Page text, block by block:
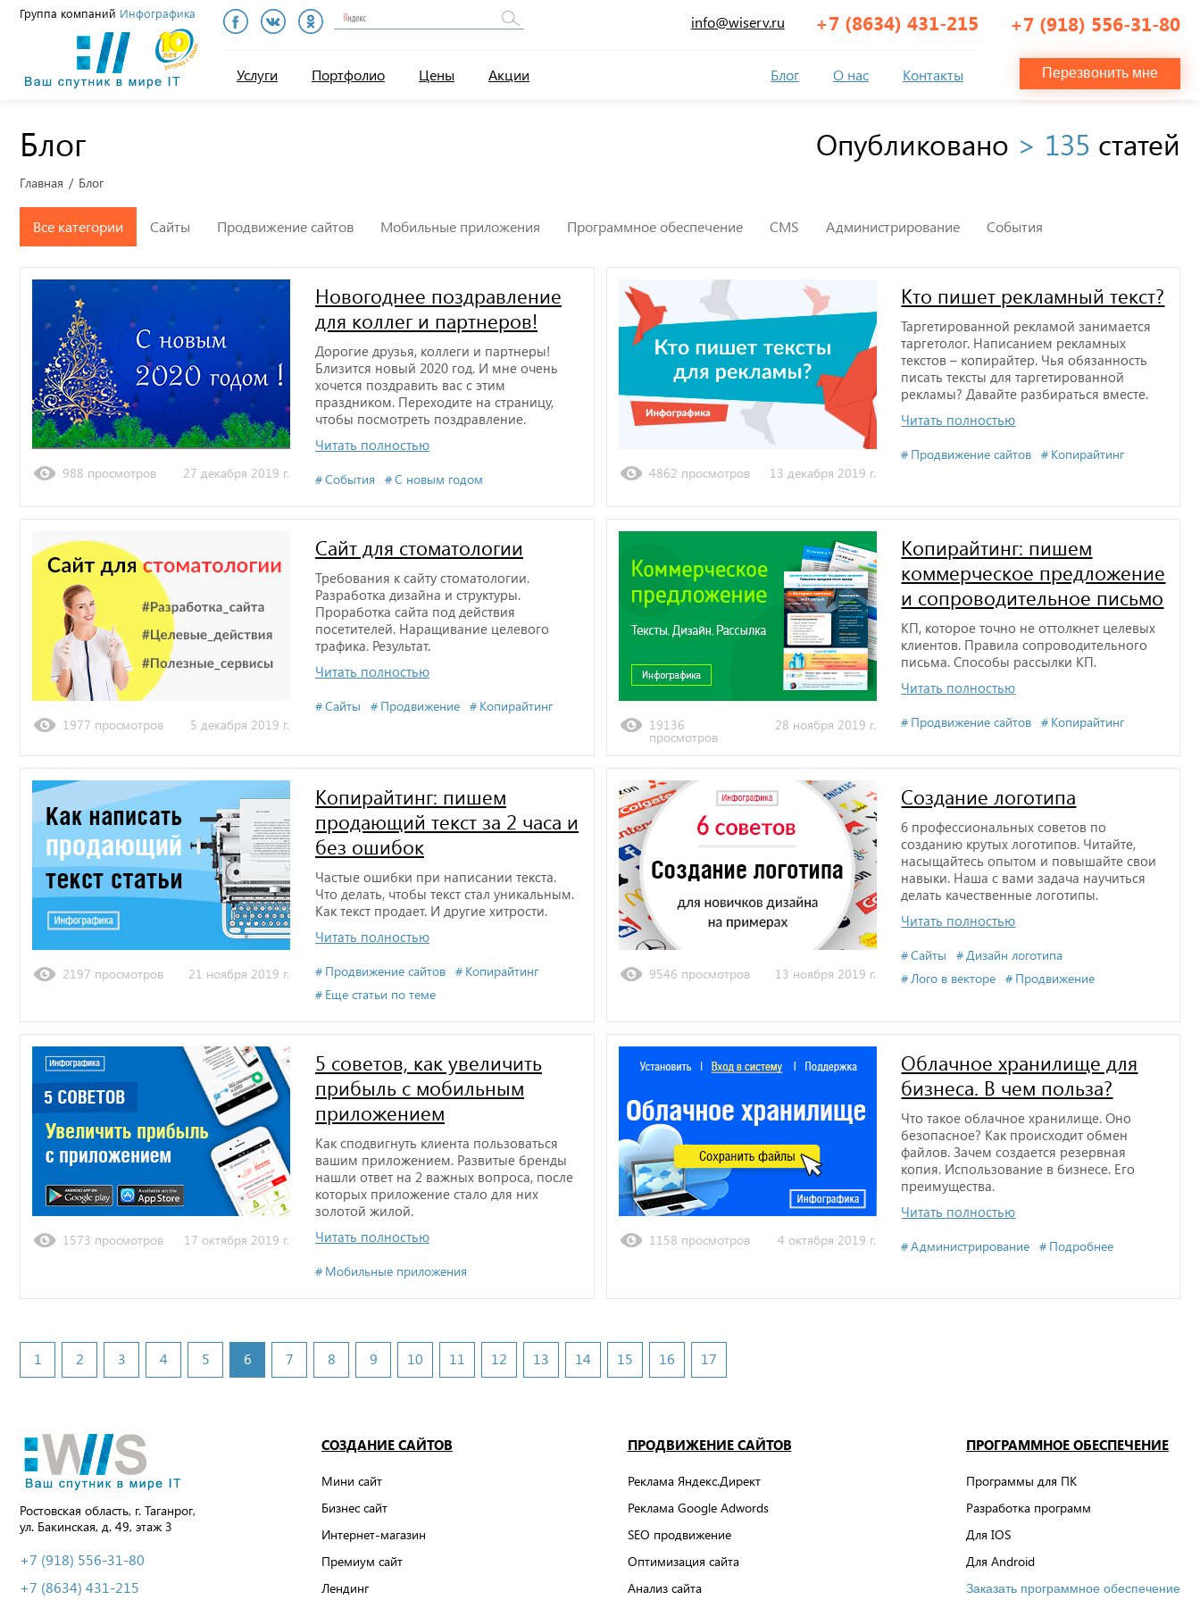
Группа компаний Инфографика
Инфографика
info@wiserv.ru +7 (8634) 431-215
Услуги Портфолио Цены Акции Блог О нас Контакты
+7 (918) 556-31-80
Перезвонить мне
Блог Опубликовано > 135 статей
Главная Блог
Все категории Сайты Продвижение сайтов Мобильные приложения Программное обеспечение CMS Администрирование События
988 просмотров 27 декабря 2019 г.
Новогоднее поздравление
для коллег и партнеров!
Дорогие друзья, коллеги и партнеры!
Близится новый 2020 год. И мне очень
хочется поздравить вас с этим
праздником. Переходите на страницу,
чтобы посмотреть поздравление.
Читать полностью
События С новым годом 4862 просмотров 13 декабря 2019 г.
Кто пишет рекламный текст?
Таргетированной рекламой занимается
таргетолог. Написанием рекламных
текстов – копирайтер. Чья обязанность
писать тексты для таргетированной
рекламы? Давайте разбираться вместе.
Читать полностью
Продвижение сайтов Копирайтинг
1977 просмотров 5 декабря 2019 г.
Сайт для стоматологии
Требования к сайту стоматологии.
Разработка дизайна и структуры.
Проработка сайта под действия
посетителей. Наращивание целевого
трафика. Результат.
Читать полностью
Сайты Продвижение
Копирайтинг
19136
просмотров
28 ноября 2019 г.
Копирайтинг: пишем
коммерческое предложение
и сопроводительное письмо
КП, которое точно не оттолкнет целевых
клиентов. Правила сопроводительного
письма. Способы рассылки КП.
Читать полностью
Продвижение сайтов Копирайтинг
2197 просмотров 21 ноября 2019 г.
Копирайтинг: пишем
продающий текст за 2 часа и
без ошибок
Частые ошибки при написании текста.
Что делать, чтобы текст стал уникальным.
Как текст продает. И другие хитрости.
Читать полностью
Продвижение сайтов
Копирайтинг
Еще статьи по теме
9546 просмотров 13 ноября 2019 г.
Создание логотипа
6 профессиональных советов по
созданию крутых логотипов. Читайте,
насыщайтесь опытом и повышайте свои
навыки. Наша с вами задача научиться
делать качественные логотипы.
Читать полностью
Сайты
Дизайн логотипа
Лого в векторе
Продвижение
1573 просмотров 17 октября 2019 г.
5 советов, как увеличить
прибыль с мобильным
приложением
Как сподвигнуть клиента пользоваться
вашим приложением. Развитые бренды
нашли ответ на 2 важных вопроса, после
которых приложение стало для них
золотой жилой.
Читать полностью
Мобильные приложения
1158 просмотров 4 октября 2019 г.
Облачное хранилище для
бизнеса. В чем польза?
Что такое облачное хранилище. Оно
безопасное? Как происходит обмен
файлов. Зачем создается резервная
копия. Использование в бизнесе. Его
преимущества.
Читать полностью
Администрирование Подробнее
1 2 3 4 5 6 7 8 9 10 11 12 13 14 15 16 17
Ростовская область, г. Таганрог,
ул. Бакинская, д. 49, этаж 3
+7 (918) 556-31-80
+7 (8634) 431-215
СОЗДАНИЕ САЙТОВ
Мини сайт
Бизнес сайт
Интернет-магазин
Премиум сайт
Лендинг
ПРОДВИЖЕНИЕ САЙТОВ
Реклама Яндекс.Директ
Реклама Google Adwords
SEO продвижение
Оптимизация сайта
Анализ сайта
ПРОГРАММНОЕ ОБЕСПЕЧЕНИЕ
Программы для ПК
Разработка программ
Для IOS
Для Android
Заказать программное обеспечение